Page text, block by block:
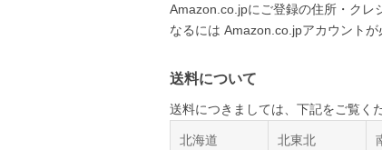
Amazon.co.jpにご登録の住所・クレ
なるには Amazon.co.jpアカウントが
送料について
送料につきましては、下記をご覧く
北海道 北東北